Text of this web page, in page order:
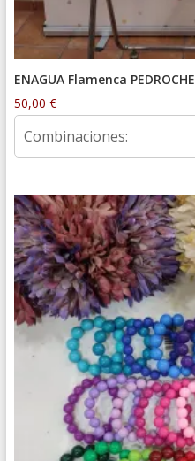
ENAGUA Flamenca PEDROCHE
50,00 €
Combinaciones: